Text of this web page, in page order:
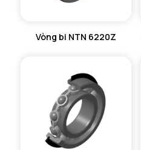
Vòng bi NTN 6220Z